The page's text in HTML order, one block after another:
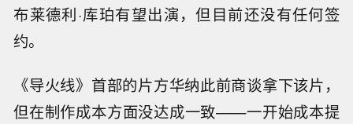
布莱德利·库珀有望出演，但目前还没有任何签
约。
《导火线》首部的片方华纳此前商谈拿下该片，
但在制作成本方面没达成一致——一开始成本提